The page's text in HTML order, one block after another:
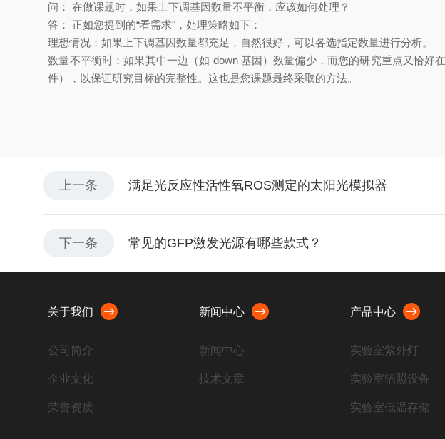
问： 在做课题时，如果上下调基因数量不平衡，应该如何处理？
答： 正如您提到的“看需求"，处理策略如下：
理想情况：如果上下调基因数量都充足，自然很好，可以各选指定数量进行分析。
数量不平衡时：如果其中一边（如 down 基因）数量偏少，而您的研究重点又恰
件），以保证研究目标的完整性。这也是您课题最终采取的方法。
上一条 满足光反应性活性氧ROS测定的太阳光模拟器
下一条 常见的GFP激发光源有哪些款式？
关于我们
公司简介
企业文化
荣誉资质
新闻中心
新闻中心
技术文章
产品中心
实验室紫外灯
实验室辐照设备
实验室低温存储